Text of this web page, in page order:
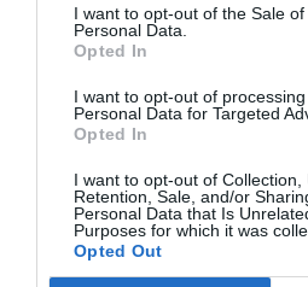
I want to opt-out of the Sale of
Personal Data.
Opted In
I want to opt-out of
Personal Data for Targeted
Opted In
I want to opt-out of Collection,
Retention, Sale, and/or
Personal Data that Is
Purposes for which it was
Opted Out
Okosító kvíz:
Kvíz: Megbirkózol
feladványokkal?